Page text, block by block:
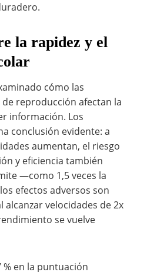
la rapidez y el
cómo las
reproducción afectan la
información. Los
conclusión evidente: a
aumentan, el riesgo
y eficiencia también
—como 1,5 veces la
efectos adversos son
alcanzar velocidades de 2x
se vuelve
en la puntuación